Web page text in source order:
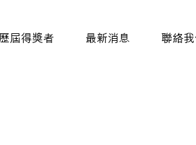
歷屆得獎者 最新消息 聯絡我